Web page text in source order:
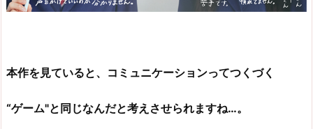
本作を見ていると、コミュニケーションってつくづく
“ゲーム"と同じなんだと考えさせられますね…。